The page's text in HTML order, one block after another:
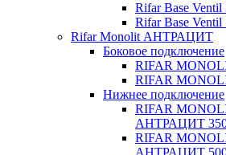
Rifar Base Ventil
Rifar Base Ventil
Rifar Monolit АНТРАЦИТ
Боковое подключение
RIFAR
RIFAR
Нижнее подключение
RIFAR
АНТРАЦИТ
RIFAR
АНТРАЦИТ